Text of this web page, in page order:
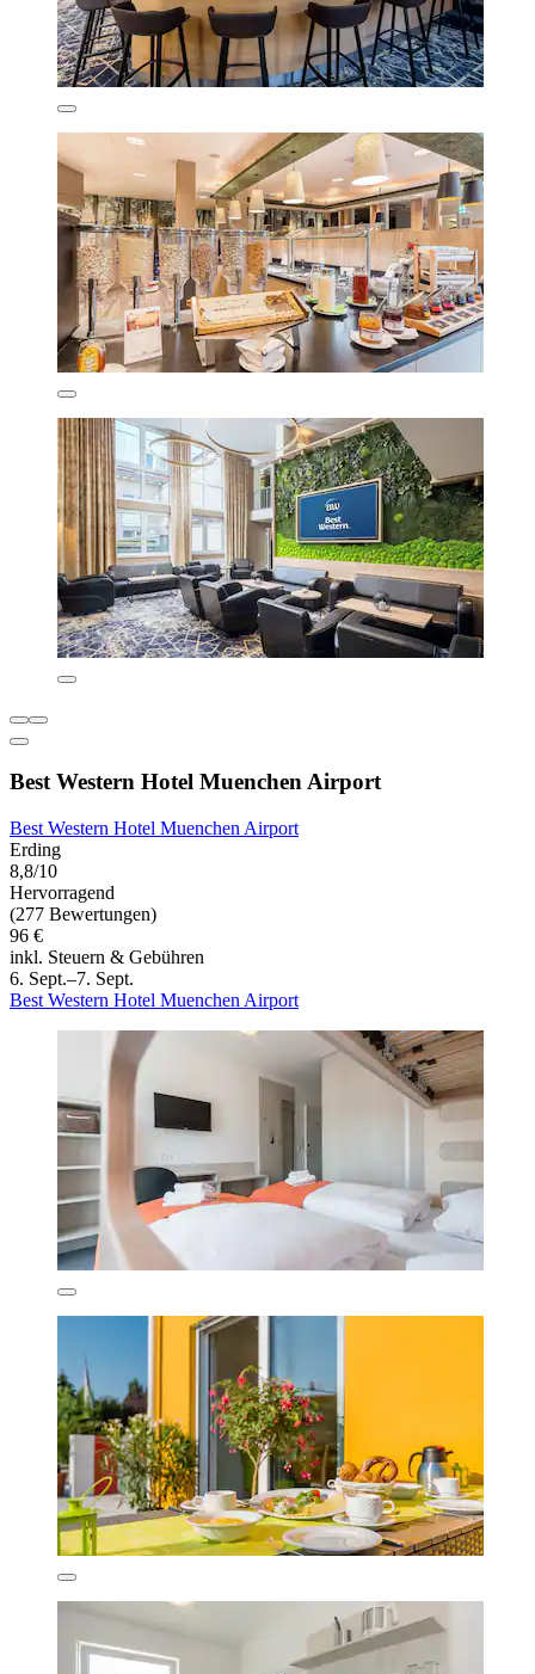
Best Western Hotel Muenchen Airport
Best Western Hotel Muenchen Airport
Erding
8,8/10
Hervorragend
(277 Bewertungen)
96 €
inkl. Steuern & Gebühren
6. Sept.–7. Sept.
Best Western Hotel Muenchen Airport